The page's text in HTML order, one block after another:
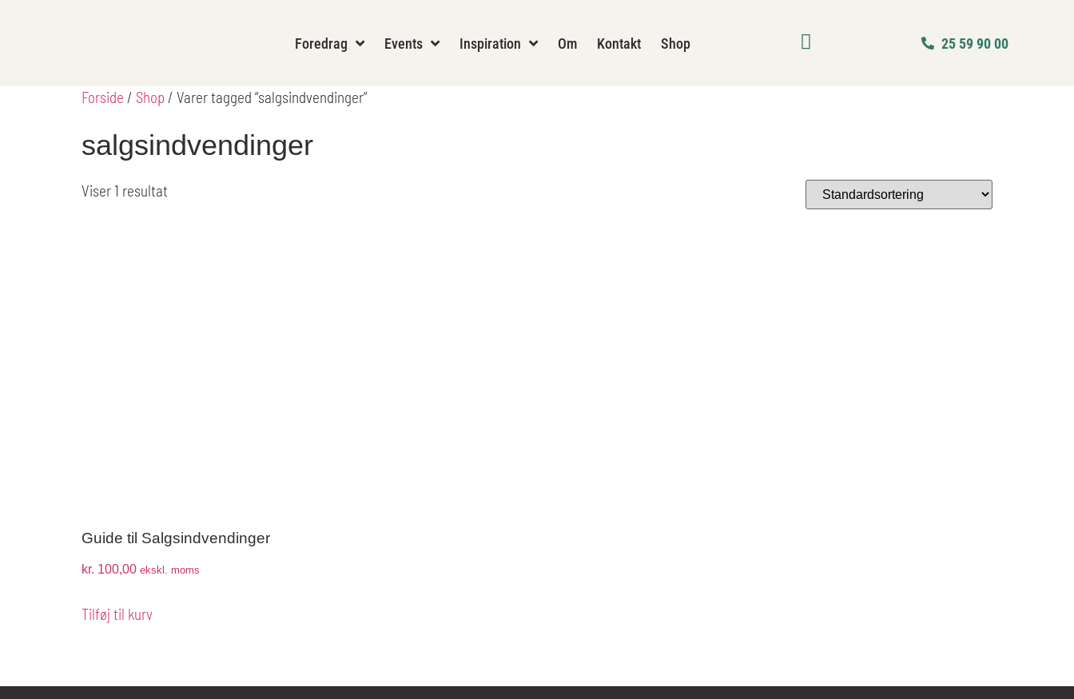
Foredrag Events Inspiration Om Kontakt Shop 25 59 90 00
Forside / Shop / Varer tagged “salgsindvendinger”
salgsindvendinger
Viser 1 resultat
Guide til Salgsindvendinger
kr. 100,00 ekskl. moms
Tilføj til kurv